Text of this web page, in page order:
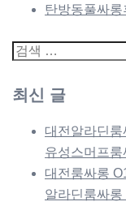
탄방동풀싸롱
검
최신 글
대전알라딘
유성스머프
대전룸싸롱
알라딘룸싸